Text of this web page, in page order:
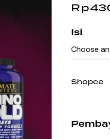
Rp
Isi
Shopee